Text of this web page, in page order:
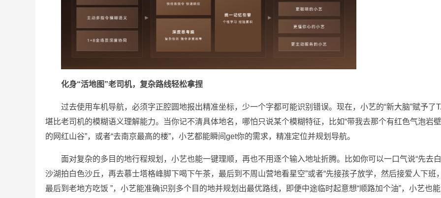
化身“活地图”老司机，复杂路线轻松拿捏
过去使用车机导航，必须字正腔圆地报出精准坐标，少一个字都可能识别错误。现在，小艺的“新大脑”赋予了
堪比老司机的模糊语义理解能力。当你记不清具体地名，哪怕只说某个模糊特征，比如“带我去那个有红色气泡岩壁
的网红山谷”，或者“去南京最高的楼”，小艺都能瞬间get你的需求，精准定位并规划导航。
面对复杂的多目的地行程规划，小艺也能一键理顺，再也不用逐个输入地址折腾。比如你可以一口气说“先去白
沙湖拍白色沙丘，再去慕士塔格峰脚下喝下午茶，最后到不周山营地看星空”或者“先接孩子放学，然后接爱人下班，
最后到老地方吃饭 ”，小艺能准确识别多个目的地并规划出最优路线，即便中途临时起意想“顺路加个油”，小艺也